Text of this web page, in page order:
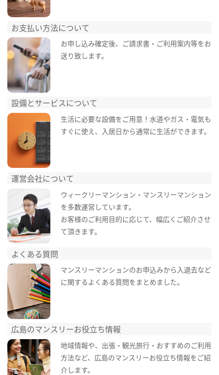
お支払い方法について
お申し込み確定後、ご請求書・ご利用案内等をお
送り致します。
設備とサービスについて
生活に必要な設備をご用意！水道やガス・電気も
すぐに使え、入居日から通常に生活ができます。
運営会社について
ウィークリーマンション・マンスリーマンション
を多数運営しています。
お客様のご利用目的に応じて、幅広くご紹介させ
て頂きます。
よくある質問
マンスリーマンションのお申込みから入退去など
に関するよくある質問をまとめました。
広島のマンスリーお役立ち情報
地域情報や、出張・観光旅行・おすすめのご利用
方法など、広島のマンスリーお役立ち情報をご紹
介します。